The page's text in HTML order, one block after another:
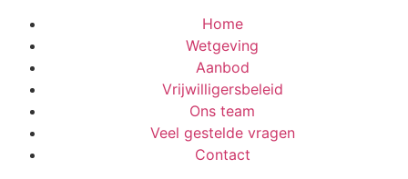
Home
Wetgeving
Aanbod
Vrijwilligersbeleid
Ons team
Veel gestelde vragen
Contact